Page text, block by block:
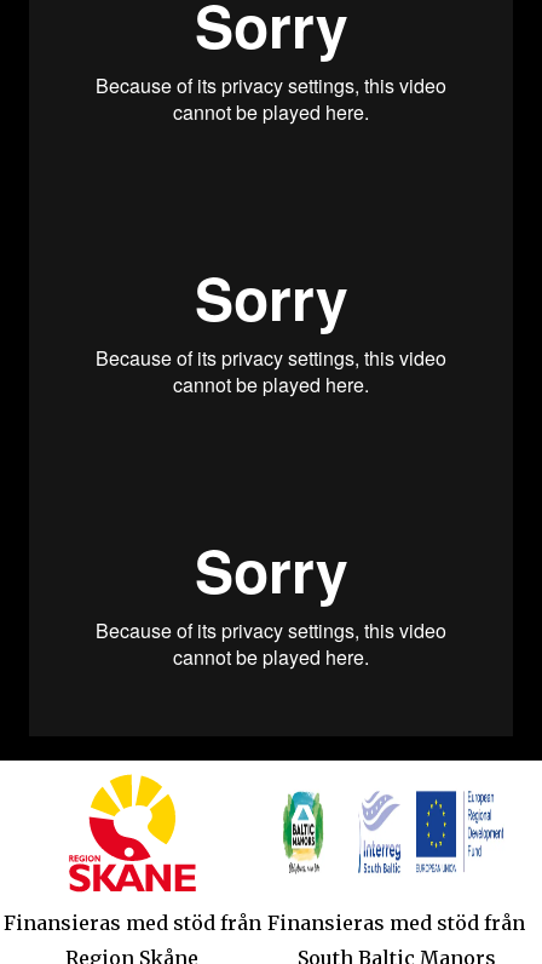
Finansieras med stöd från
Region Skåne
Finansieras med stöd från
South Baltic Manors